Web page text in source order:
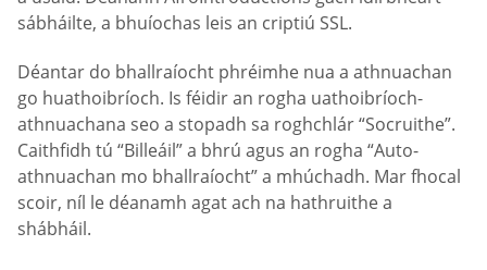
sábháilte, a bhuíochas leis an criptiú SSL.
Déantar do bhallraíocht phréimhe nua a athnuachan
go huathoibríoch. Is féidir an rogha uathoibríoch-
athnuachana seo a stopadh sa roghchlár “Socruithe”.
Caithfidh tú “Billeáil” a bhrú agus an rogha “Auto-
athnuachan mo bhallraíocht” a mhúchadh. Mar fhocal
scoir, níl le déanamh agat ach na hathruithe a
shábháil.